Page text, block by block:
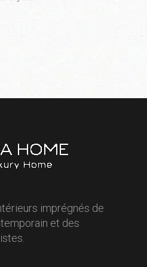
imprégnés de
et des